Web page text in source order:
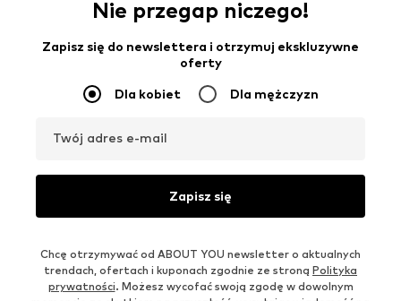
Nie przegap niczego!
Zapisz się do newslettera i otrzymuj ekskluzywne
oferty
Dla kobiet Dla mężczyzn
Twój adres e-mail
Zapisz się
Chcę otrzymywać od ABOUT YOU newsletter o aktualnych
trendach, ofertach i kuponach zgodnie ze stroną Polityka
prywatności. Możesz wycofać swoją zgodę w dowolnym